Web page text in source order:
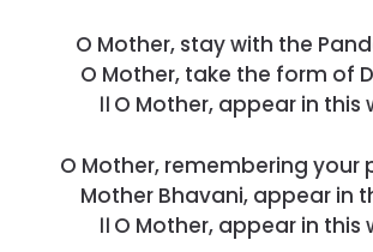
O Mother, stay with the
O Mother, take the form of
।। O Mother, appear in this
O Mother, remembering your
Mother Bhavani, appear in
।। O Mother, appear in this